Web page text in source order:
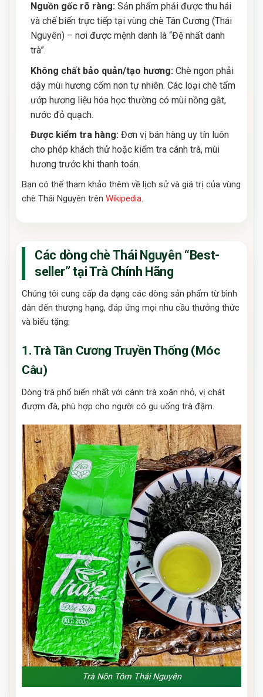
Nguồn gốc rõ ràng: Sản phẩm phải được thu hái
và chế biến trực tiếp tại vùng chè Tân Cương (Thái
Nguyên) – nơi được mệnh danh là “Đệ nhất danh
trà”.
Không chất bảo quản/tạo hương: Chè ngon phải
dậy mùi hương cốm non tự nhiên. Các loại chè tẩm
ướp hương liệu hóa học thường có mùi nồng gắt,
nước đỏ quạch.
Được kiểm tra hàng: Đơn vị bán hàng uy tín luôn
cho phép khách thử hoặc kiểm tra cánh trà, mùi
hương trước khi thanh toán.
Bạn có thể tham khảo thêm về lịch sử và giá trị của vùng
chè Thái Nguyên trên Wikipedia.
Các dòng chè Thái Nguyên “Best-
seller” tại Trà Chính Hãng
Chúng tôi cung cấp đa dạng các dòng sản phẩm từ bình
dân đến thượng hạng, đáp ứng mọi nhu cầu thưởng thức
và biếu tặng:
1. Trà Tân Cương Truyền Thống (Móc
Câu)
Dòng trà phổ biến nhất với cánh trà xoăn nhỏ, vị chát
đượm đà, phù hợp cho người có gu uống trà đậm.
Trà Nõn Tôm Thái Nguyên